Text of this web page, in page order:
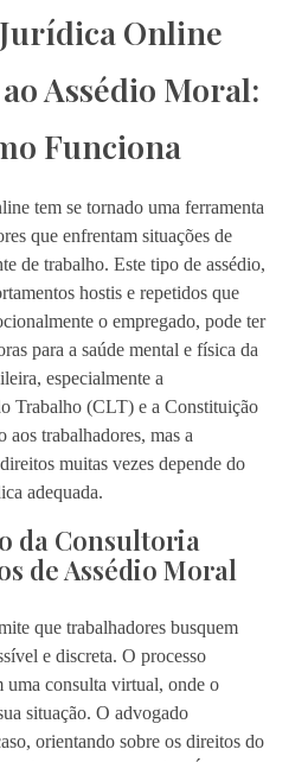
Online
Assédio Moral:
Funciona
tem se tornado uma ferramenta
que enfrentam situações de
de trabalho. Este tipo de assédio,
hostis e repetidos que
o empregado, pode ter
para a saúde mental e física da
especialmente a
Trabalho (CLT) e a Constituição
aos trabalhadores, mas a
muitas vezes depende do
adequada.
da Consultoria
de Assédio Moral
que trabalhadores busquem
e discreta. O processo
uma consulta virtual, onde o
situação. O advogado
orientando sobre os direitos do